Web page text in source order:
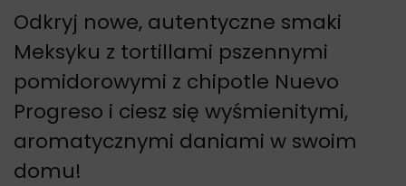
Odkryj nowe, autentyczne smaki
Meksyku z tortillami pszennymi
pomidorowymi z chipotle Nuevo
Progreso i ciesz się wyśmienitymi,
aromatycznymi daniami w swoim
domu!